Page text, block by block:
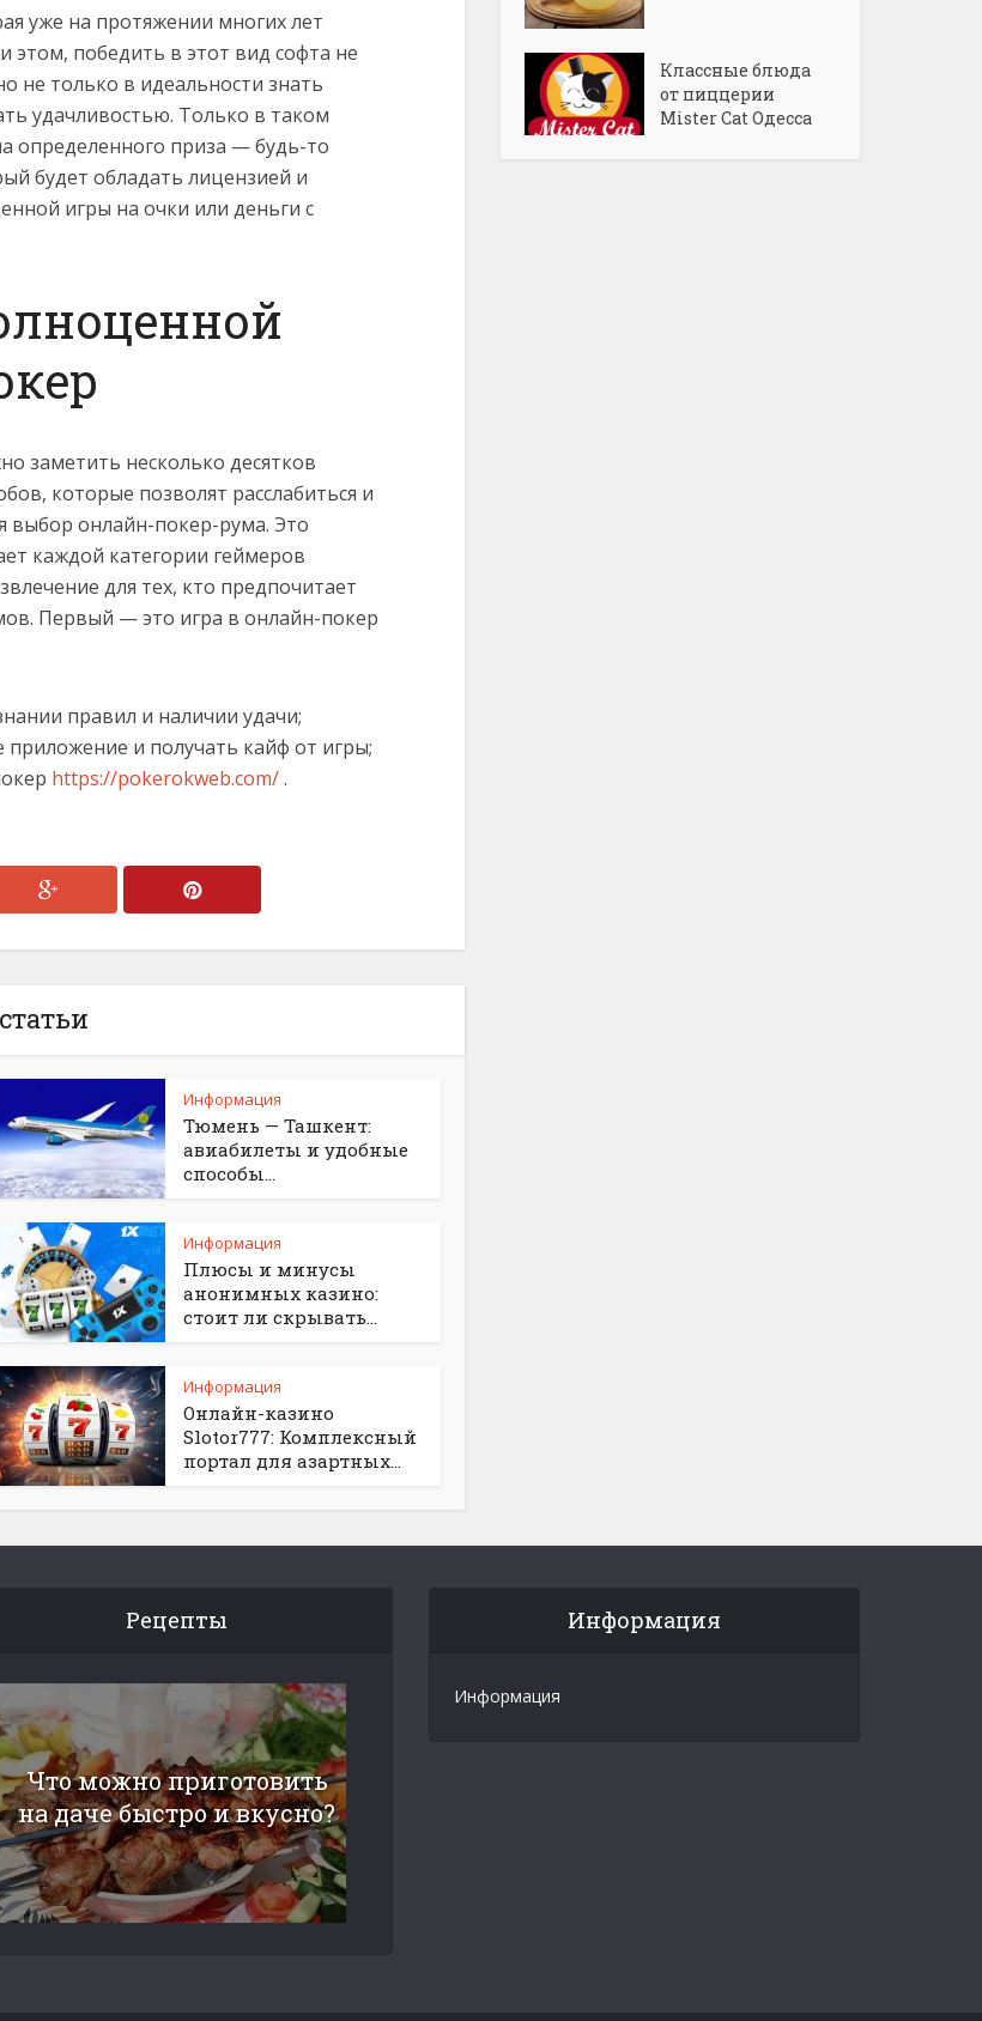
уже на протяжении многих лет
этом, победить в этот вид софта не
не только в идеальности знать
удачливостью. Только в таком
определенного приза — будь-то
будет обладать лицензией и
игры на очки или деньги с
заметить несколько десятков
которые позволят расслабиться и
выбор онлайн-покер-рума. Это
каждой категории геймеров
для тех, кто предпочитает
Первый — это игра в онлайн-покер
правил и наличии удачи;
и получать кайф от игры;
https://pokerokweb.com/.
Информация
Тюмень — Ташкент:
авиабилеты и удобные
способы...
Информация
Плюсы и минусы
анонимных казино:
стоит ли скрывать...
Информация
Онлайн-казино
Slotor777: Комплексный
портал для азартных...
Классные блюда
от пиццерии
Mister Cat Одесса
Рецепты
Что можно приготовить
на даче быстро и вкусно?
Информация
Информация